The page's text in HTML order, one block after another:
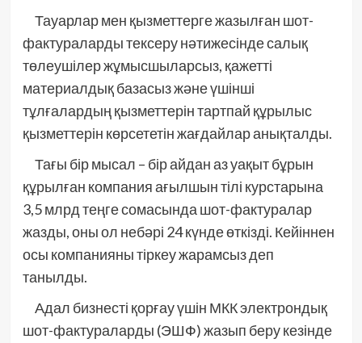
Тауарлар мен қызметтерге жазылған шот-
фактураларды тексеру нәтижесінде салық
төлеушілер жұмысшыларсыз, қажетті
материалдық базасыз және үшінші
тұлғалардың қызметтерін тартпай құрылыс
қызметтерін көрсететін жағдайлар анықталды.
Тағы бір мысал – бір айдан аз уақыт бұрын
құрылған компания ағылшын тілі курстарына
3,5 млрд теңге сомасында шот-фактуралар
жазды, оны ол небәрі 24 күнде өткізді. Кейіннен
осы компанияны тіркеу жарамсыз деп
танылды.
Адал бизнесті қорғау үшін МКК электрондық
шот-фактураларды (ЭШФ) жазып беру кезінде